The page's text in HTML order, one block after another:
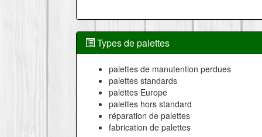
Types de palettes
palettes de manutention perdues
palettes standards
palettes Europe
palettes hors standard
réparation de palettes
fabrication de palettes